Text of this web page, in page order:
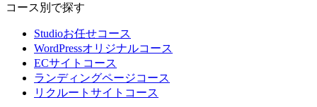
コース別で探す
Studioお任せコース
WordPressオリジナルコース
ECサイトコース
ランディングページコース
リクルートサイトコース